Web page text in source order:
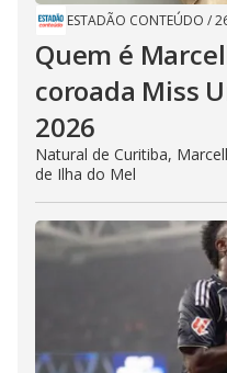
ESTADÃO CONTEÚDO /
Quem é
coroada Miss
2026
Natural de Curitiba,
de Ilha do Mel